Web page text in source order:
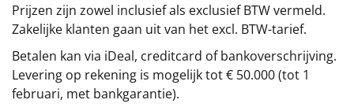
Prijzen zijn zowel inclusief als exclusief BTW vermeld.
Zakelijke klanten gaan uit van het excl. BTW-tarief.
Betalen kan via iDeal, creditcard of bankoverschrijving.
Levering op rekening is mogelijk tot € 50.000 (tot 1
februari, met bankgarantie).